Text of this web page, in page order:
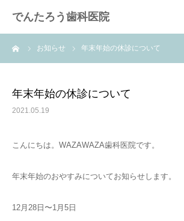
でんたろう歯科医院
お知らせ 年末年始の休診について
年末年始の休診について
2021.05.19
こんにちは。WAZAWAZA歯科医院です。
年末年始のおやすみについてお知らせします。
12月28日〜1月5日
医院概要